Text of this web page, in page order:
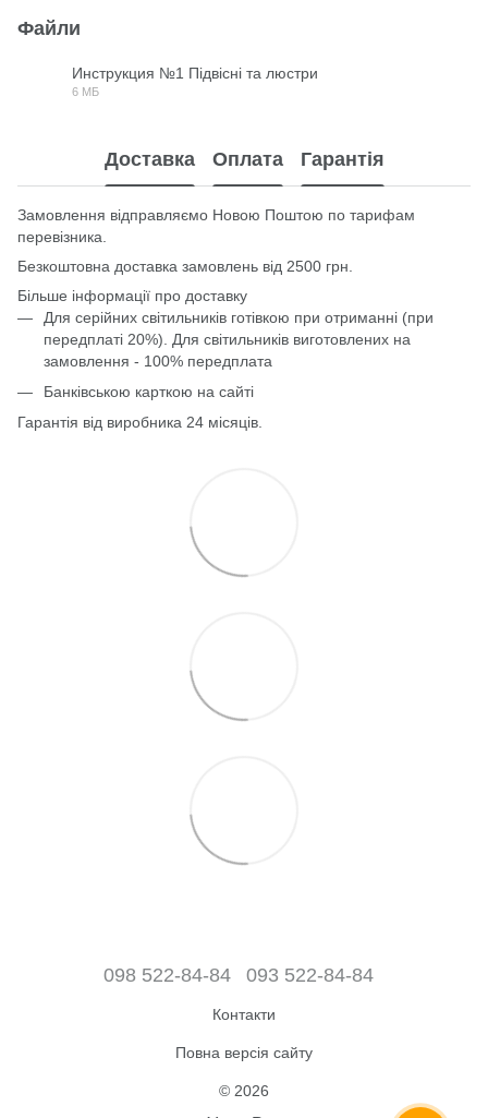
Файли
Инструкция №1 Підвісні та люстри
6 МБ
Доставка Оплата Гарантія
Замовлення відправляємо Новою Поштою по тарифам
перевізника.
Безкоштовна доставка замовлень від 2500 грн.
Більше інформації про доставку
Для серійних світильників готівкою при отриманні (при
передплаті 20%). Для світильників виготовлених на
замовлення - 100% передплата
Банківською карткою на сайті
Гарантія від виробника 24 місяців.
098 522-84-84 093 522-84-84
Контакти
Повна версія сайту
© 2026